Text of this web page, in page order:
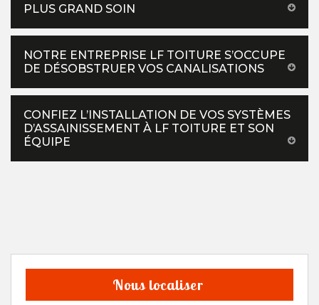
PLUS GRAND SOIN
NOTRE ENTREPRISE LF TOITURE S’OCCUPE
DE DÉSOBSTRUER VOS CANALISATIONS
CONFIEZ L’INSTALLATION DE VOS SYSTÈMES
D’ASSAINISSEMENT À LF TOITURE ET SON
ÉQUIPE
Nous localiser